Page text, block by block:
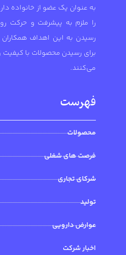
به عنوان یک عضو از خانواده
را ملزم به پیشرفت و حرکت
رسیدن به این اهداف
برای رسیدن محصولات با کیفیت
می‌کنند.
فهرست
محصولات
فرصت های شغلی
شرکای تجاری
تولید
عوارض دارویی
اخبار شرکت